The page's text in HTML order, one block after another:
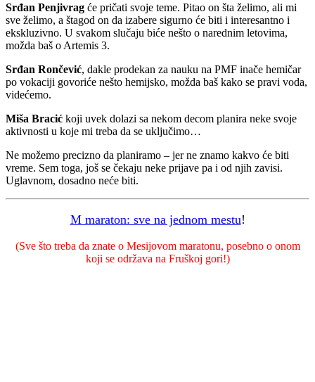
Srđan Penjivrag će pričati svoje teme. Pitao on šta želimo, ali mi
sve želimo, a štagod on da izabere sigurno će biti i interesantno i
ekskluzivno. U svakom slučaju biće nešto o narednim letovima,
možda baš o Artemis 3.
Srđan Rončević, dakle prodekan za nauku na PMF inače hemičar
po vokaciji govoriće nešto hemijsko, možda baš kako se pravi voda,
videćemo.
Miša Bracić koji uvek dolazi sa nekom decom planira neke svoje
aktivnosti u koje mi treba da se uključimo…
Ne možemo precizno da planiramo – jer ne znamo kakvo će biti
vreme. Sem toga, još se čekaju neke prijave pa i od njih zavisi.
Uglavnom, dosadno neće biti.
M maraton: sve na jednom mestu!
(Sve što treba da znate o Mesijovom maratonu, posebno o onom
koji se održava na Fruškoj gori!)